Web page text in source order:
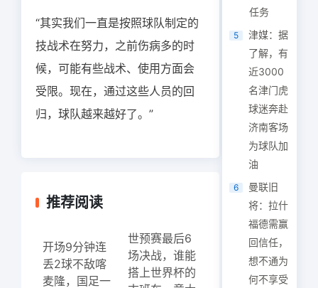
“其实我们一直是按照球队制定的
技战术在努力，之前伤病多的时
候，可能有些战术、使用方面会
受限。现在，通过这些人员的回
归，球队越来越好了。”
推荐阅读
开场9分钟连
丢2球不敌喀
麦隆，国足一
世预赛最后6
场决战，谁能
搭上世界杯的
任务
5
津媒：据
了解，有
近3000
名津门虎
球迷奔赴
济南客场
为球队加
油
6
曼联旧
将：拉什
福德需赢
回信任，
想不通为
何不享受